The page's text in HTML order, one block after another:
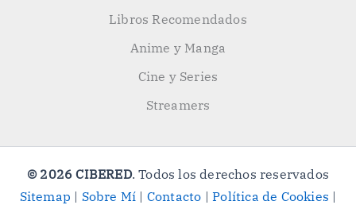
Libros Recomendados
Anime y Manga
Cine y Series
Streamers
© 2026 CIBERED. Todos los derechos reservados
Sitemap | Sobre Mí | Contacto |Política de Cookies |